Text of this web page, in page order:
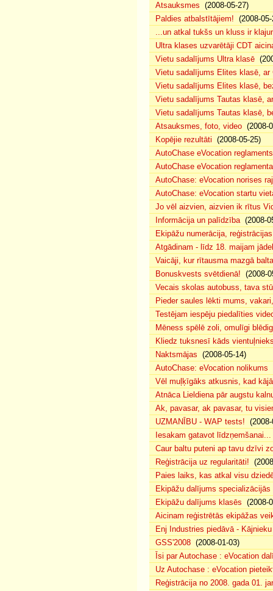
Atsauksmes (2008-05-27)
Paldies atbalstītājiem! (2008-
...un atkal tukšs un kluss ir
Ultra klases uzvarētāji CDT
Vietu sadalījums Ultra klasē
Vietu sadalījums Elites klasē, ar
Vietu sadalījums Elites klasē,
Vietu sadalījums Tautas klasē,
Vietu sadalījums Tautas klasē,
Atsauksmes, foto, video (2008-
Kopējie rezultāti (2008-05-25)
AutoChase eVocation reglaments
AutoChase eVocation
AutoChase: eVocation norises
AutoChase: eVocation startu
Jo vēl aizvien, aizvien ik rītus
Informācija un palīdzība(2008-
Ekipāžu numerācija,
Atgādinam - līdz 18. maijam
Vaicāji, kur rītausma mazgā
Bonuskvests svētdienā! (2008-
Vecais skolas autobuss, tava
Pieder saules lēkti mums,
Testējam iespēju piedalīties
Mēness spēlē zoli, omulīgi
Kliedz tuksnesī kāds
Naktsmājas (2008-05-14)
AutoChase: eVocation nolikums
Vēl muļķīgāks atkusnis, kad
Atnāca Lieldiena pār augstu
Ak, pavasar, ak pavasar, tu
UZMANĪBU - WAP tests!
Iesakam gatavot līdzņemšanai...
Caur baltu puteni ap tavu dzīvi
Reģistrācija uz regularitāti!
Paies laiks, kas atkal visu
Ekipāžu dalījums specializācijās
Ekipāžu dalījums klasēs (2008-
Aicinam reģistrētās ekipāžas
Enj Industries piedāvā -
GSS'2008 (2008-01-03)
Īsi par Autochase : eVocation
Uz Autochase : eVocation
Reģistrācija no 2008. gada 01.